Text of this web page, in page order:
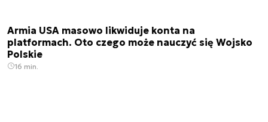
Armia USA masowo likwiduje konta na
platformach. Oto czego może nauczyć się Wojsko
Polskie
16 min.